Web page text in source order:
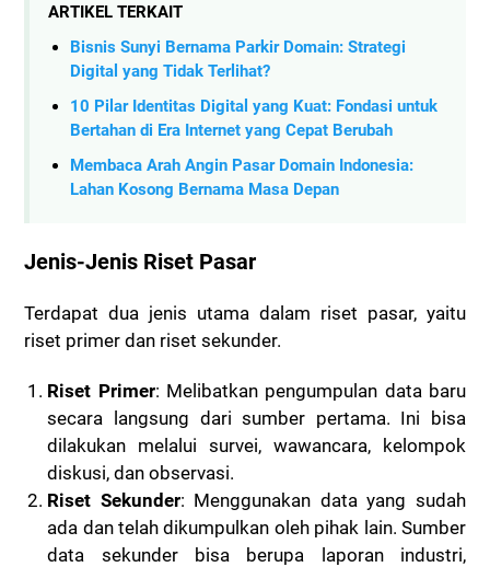
ARTIKEL TERKAIT
Bisnis Sunyi Bernama Parkir Domain: Strategi
Digital yang Tidak Terlihat?
10 Pilar Identitas Digital yang Kuat: Fondasi untuk
Bertahan di Era Internet yang Cepat Berubah
Membaca Arah Angin Pasar Domain Indonesia:
Lahan Kosong Bernama Masa Depan
Jenis-Jenis Riset Pasar
Terdapat dua jenis utama dalam riset pasar, yaitu
riset primer dan riset sekunder.
Riset Primer: Melibatkan pengumpulan data baru
secara langsung dari sumber pertama. Ini bisa
dilakukan melalui survei, wawancara, kelompok
diskusi, dan observasi.
Riset Sekunder: Menggunakan data yang sudah
ada dan telah dikumpulkan oleh pihak lain. Sumber
data sekunder bisa berupa laporan industri,